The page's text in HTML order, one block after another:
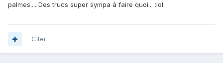
palmes.... Des trucs super sympa à faire quoi... :lol:
Citer